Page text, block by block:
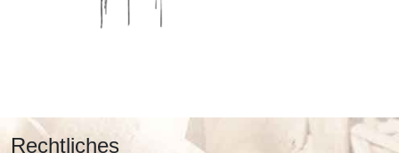
Rechtliches